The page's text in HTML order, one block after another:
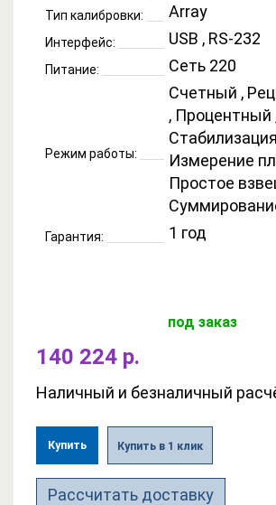
Тип калибровки: Array
Интерфейс: USB , RS-232
Питание: Сеть 220
Режим работы:
Счетный ,
, Процентный
Измерение
Простое
Гарантия: 1 год
под заказ
140 224 р.
Наличный и безналичный
Купить Купить в 1 клик
Рассчитать доставку